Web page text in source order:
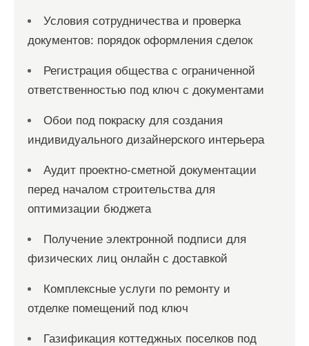
Условия сотрудничества и проверка
документов: порядок оформления сделок
Регистрация общества с ограниченной
ответственностью под ключ с документами
Обои под покраску для создания
индивидуального дизайнерского интерьера
Аудит проектно-сметной документации
перед началом строительства для
оптимизации бюджета
Получение электронной подписи для
физических лиц онлайн с доставкой
Комплексные услуги по ремонту и
отделке помещений под ключ
Газификация коттеджных поселков под